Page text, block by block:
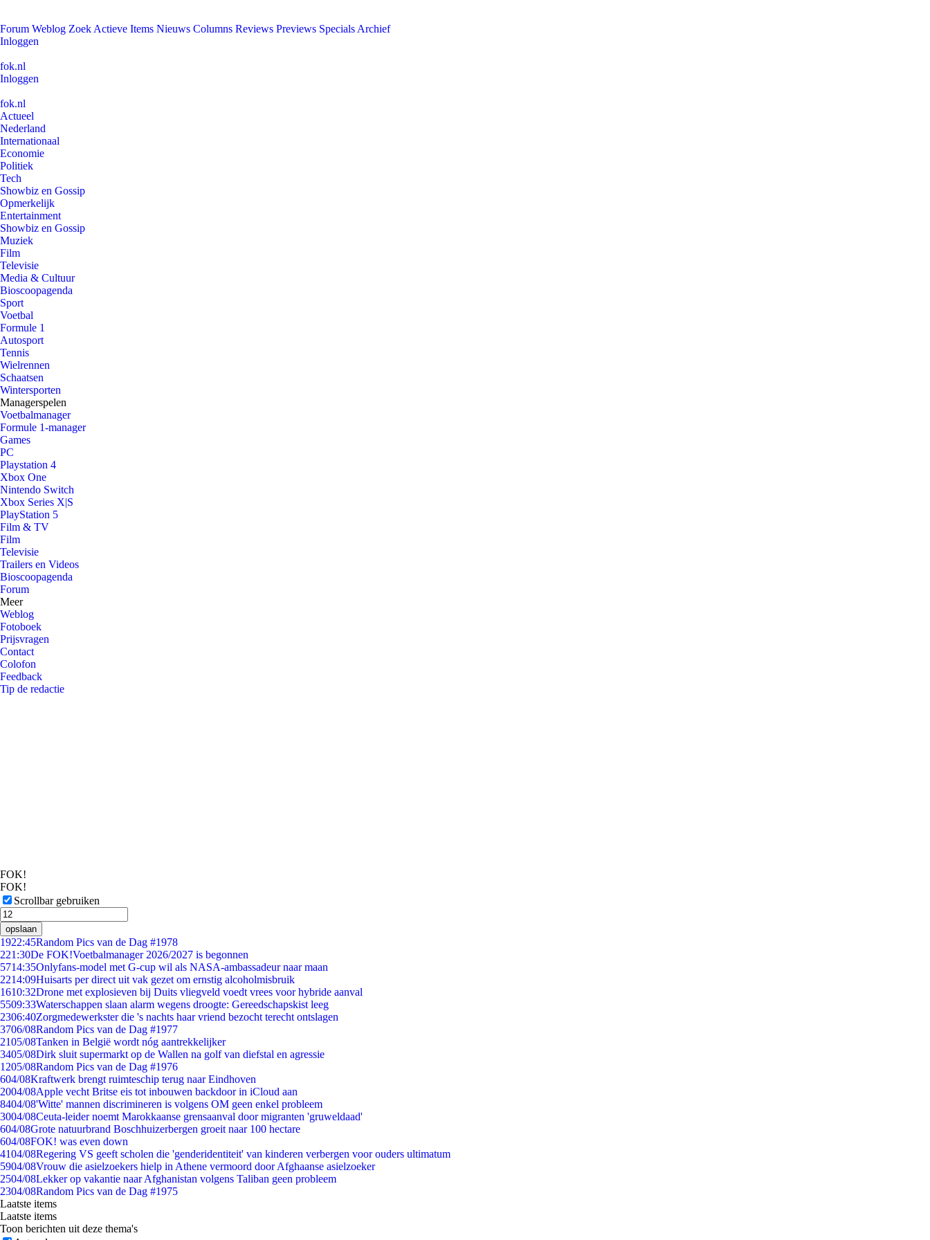
Forum Weblog Zoek Actieve Items Nieuws Columns Reviews Previews Specials Archief
Inloggen
fok.nl
Inloggen
fok.nl
Actueel
Nederland
Internationaal
Economie
Politiek
Tech
Showbiz en Gossip
Opmerkelijk
Entertainment
Showbiz en Gossip
Muziek
Film
Televisie
Media & Cultuur
Bioscoopagenda
Sport
Voetbal
Formule 1
Autosport
Tennis
Wielrennen
Schaatsen
Wintersporten
Managerspelen
Voetbalmanager
Formule 1-manager
Games
PC
Playstation 4
Xbox One
Nintendo Switch
Xbox Series X|S
PlayStation 5
Film & TV
Film
Televisie
Trailers en Videos
Bioscoopagenda
Forum
Meer
Weblog
Fotoboek
Prijsvragen
Contact
Colofon
Feedback
Tip de redactie
FOK!
FOK!
Scrollbar gebruiken
opslaan
1922:45Random Pics van de Dag #1978
221:30De FOK!Voetbalmanager 2026/2027 is begonnen
5714:35Onlyfans-model met G-cup wil als NASA-ambassadeur naar maan
2214:09Huisarts per direct uit vak gezet om ernstig alcoholmisbruik
1610:32Drone met explosieven bij Duits vliegveld voedt vrees voor hybride aanval
5509:33Waterschappen slaan alarm wegens droogte: Gereedschapskist leeg
2306:40Zorgmedewerkster die 's nachts haar vriend bezocht terecht ontslagen
3706/08Random Pics van de Dag #1977
2105/08Tanken in België wordt nóg aantrekkelijker
3405/08Dirk sluit supermarkt op de Wallen na golf van diefstal en agressie
1205/08Random Pics van de Dag #1976
604/08Kraftwerk brengt ruimteschip terug naar Eindhoven
2004/08Apple vecht Britse eis tot inbouwen backdoor in iCloud aan
8404/08'Witte' mannen discrimineren is volgens OM geen enkel probleem
3004/08Ceuta-leider noemt Marokkaanse grensaanval door migranten 'gruweldaad'
604/08Grote natuurbrand Boschhuizerbergen groeit naar 100 hectare
604/08FOK! was even down
4104/08Regering VS geeft scholen die 'genderidentiteit' van kinderen verbergen voor ouders ultimatum
5904/08Vrouw die asielzoekers hielp in Athene vermoord door Afghaanse asielzoeker
2504/08Lekker op vakantie naar Afghanistan volgens Taliban geen probleem
2304/08Random Pics van de Dag #1975
Laatste items
Laatste items
Toon berichten uit deze thema's